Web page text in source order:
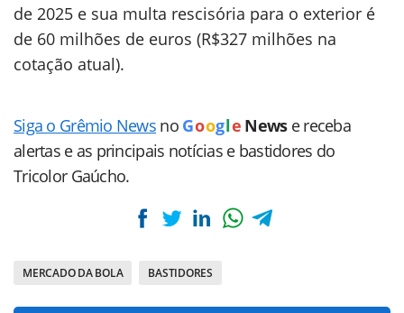
de 2025 e sua multa rescisória para o exterior é
de 60 milhões de euros (R$327 milhões na
cotação atual).
Siga o Grêmio News no Goog le News e receba
alertas e as principais notícias e bastidores do
Tricolor Gaúcho.
MERCADO DA BOLA BASTIDORES